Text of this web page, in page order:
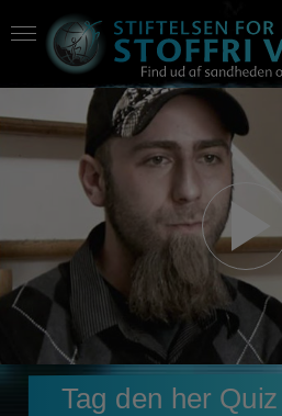
Tag den her Quiz